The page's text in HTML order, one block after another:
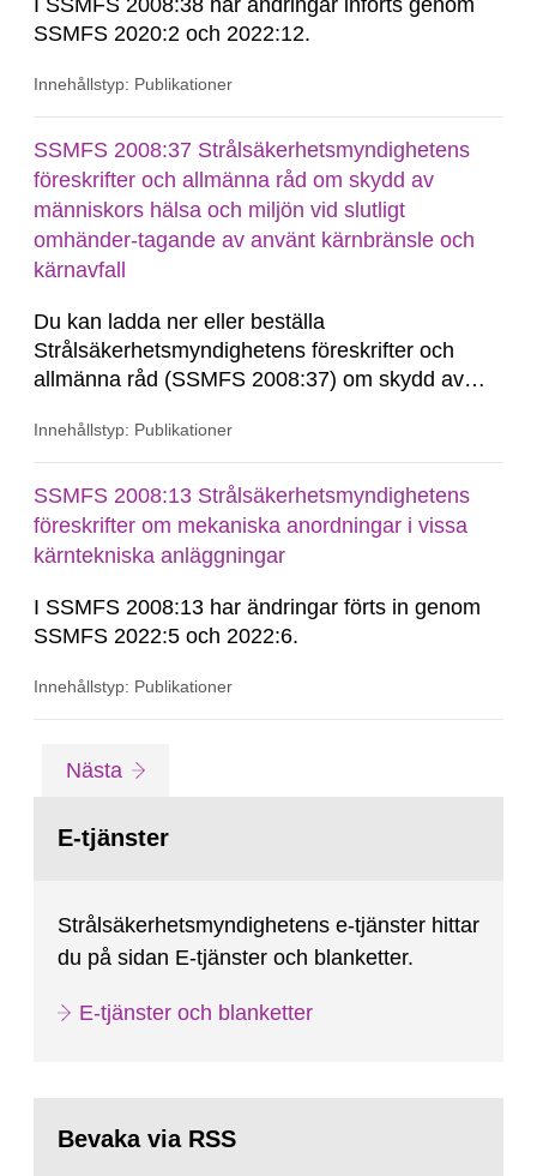
I SSMFS 2008:38 har ändringar införts genom
SSMFS 2020:2 och 2022:12.
Innehållstyp: Publikationer
SSMFS 2008:37 Strålsäkerhetsmyndighetens
föreskrifter och allmänna råd om skydd av
människors hälsa och miljön vid slutligt
omhänder-tagande av använt kärnbränsle och
kärnavfall
Du kan ladda ner eller beställa
Strålsäkerhetsmyndighetens föreskrifter och
allmänna råd (SSMFS 2008:37) om skydd av
omhänder-tagande av använt kärnbränsle och
föreskriften får du den konsoliderade versionen
skickad...
Innehållstyp: Publikationer
SSMFS 2008:13 Strålsäkerhetsmyndighetens
föreskrifter om mekaniska anordningar i vissa
kärntekniska anläggningar
I SSMFS 2008:13 har ändringar förts in genom
SSMFS 2022:5 och 2022:6.
Innehållstyp: Publikationer
Nästa sida
E-tjänster
Strålsäkerhetsmyndighetens e-tjänster hittar
du på sidan E-tjänster och blanketter.
E-tjänster och blanketter
Bevaka via RSS